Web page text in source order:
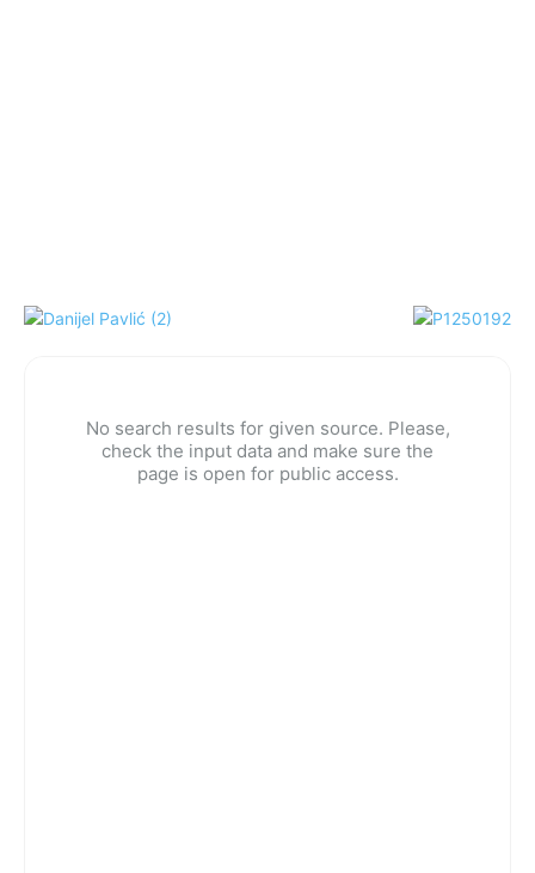
No search results for given source. Please,
check the input data and make sure the
page is open for public access.